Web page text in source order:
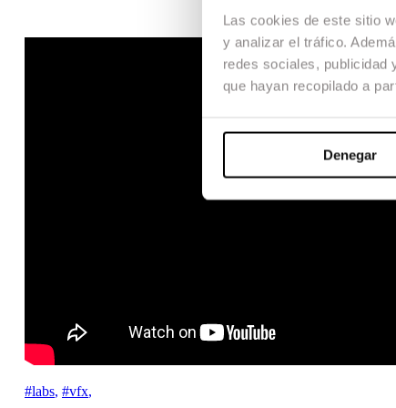
Las cookies de este sitio
y analizar el tráfico.
redes sociales, publicidad
que hayan recopilado a
Denegar
#labs, #vfx,